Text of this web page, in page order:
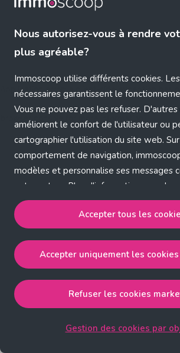
Nous autorisez-vous à rendre
plus agréable?
Immoscoop utilise différents cookies.
nécessaires garantissent le
Vous ne pouvez pas les refuser. D'autres
améliorent le confort de l'utilisateur ou
cartographier l'utilisation du site web.
comportement de navigation,
modèles et personnalise ses messages
entre autres. Plus d'informations sur
Cliquez sur 'Gestion des cookies par
Notre politique de cookies
Accepter tous les cookies
strictement nécessaires, performance,
publicité ciblée.
Accepter uniquement les cookies
les cookies strictement nécessaires.
Accepter tous les
Accepter uniquement les
Refuser les cookies
Gestion des cookies par
Application error: a client-side exception has
browser console for more information)